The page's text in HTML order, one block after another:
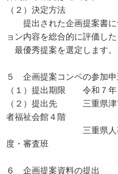
（２）決定方法
提出された企画提案書に
ョン内容を総合的に評価し
最優秀提案を選定します。
５ 企画提案コンペの参加申
（１）提出期限 令和７年
（２）提出先 三重県津
者福祉会館４階
三重県人事委員
度・審査班
６ 企画提案資料の提出